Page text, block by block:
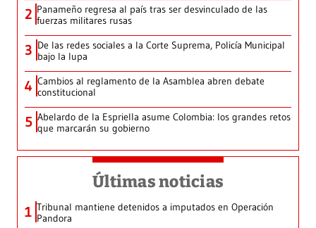
2 Panameño regresa al país tras ser desvinculado de las
fuerzas militares rusas
3 De las redes sociales a la Corte Suprema, Policía Municipal
bajo la lupa
4 Cambios al reglamento de la Asamblea abren debate
constitucional
5 Abelardo de la Espriella asume Colombia: los grandes retos
que marcarán su gobierno
Últimas noticias
1 Tribunal mantiene detenidos a imputados en Operación
Pandora